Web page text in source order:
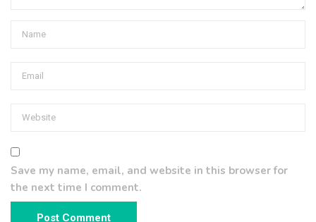
Save my name, email, and website in this browser for
the next time I comment.